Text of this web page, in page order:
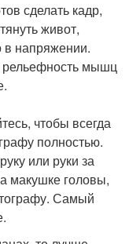
сделать кадр,
живот,
в напряжении.
рельефность мышц
чтобы всегда
полностью.
или руки за
макушке головы,
Самый